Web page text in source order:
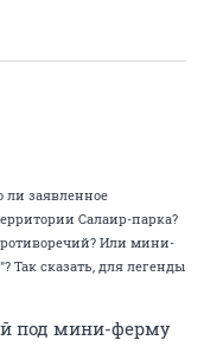
ли заявленное
Салаир-парка?
Или мини-
Так сказать, для легенды
под мини-ферму